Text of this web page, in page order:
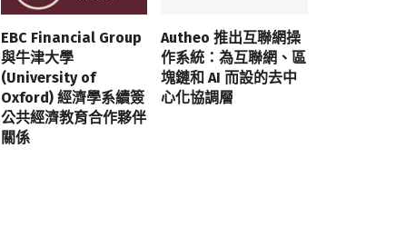
EBC Financial Group
與牛津大學
(University of
Oxford) 經濟學系續簽
公共經濟教育合作夥伴
關係
Autheo 推出互聯網操
作系統：為互聯網、區
塊鏈和 AI 而設的去中
心化協調層